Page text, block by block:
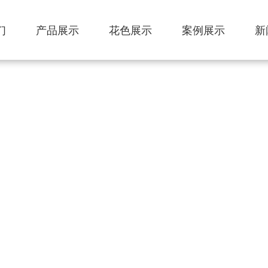
产品展示 花色展示 案例展示
A级防火标准
FIREPROOF BOARD SERIES
外墙 · 内饰 · 吊顶全覆盖 防火装饰一举两得